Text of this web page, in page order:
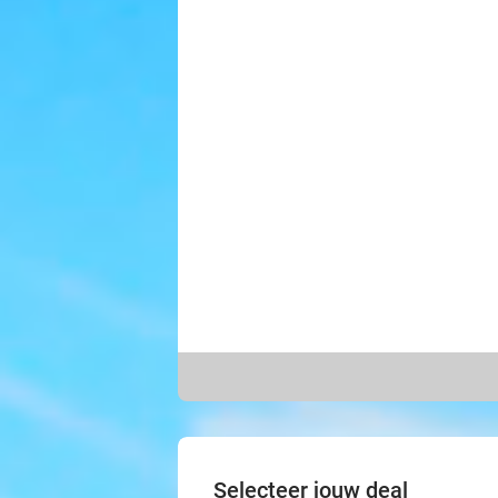
Selecteer jouw deal